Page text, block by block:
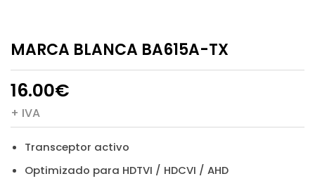
MARCA BLANCA BA615A-TX
16.00€
+ IVA
Transceptor activo
Optimizado para HDTVI / HDCVI / AHD